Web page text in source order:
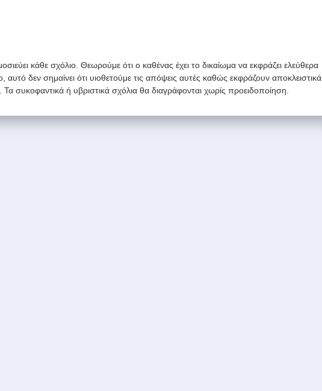
κάθε σχόλιο. Θεωρούμε ότι ο καθένας έχει το δικαίωμα να εκφράζει ελεύθερα
δεν σημαίνει ότι υιοθετούμε τις απόψεις αυτές καθώς εκφράζουν αποκλειστικά
Τα συκοφαντικά ή υβριστικά σχόλια θα διαγράφονται χωρίς προειδοποίηση.